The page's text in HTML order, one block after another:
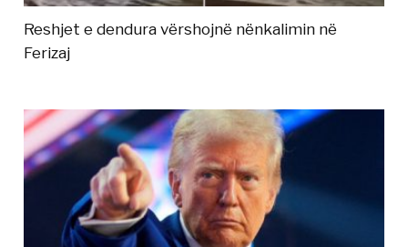
Reshjet e dendura vërshojnë nënkalimin në
Ferizaj